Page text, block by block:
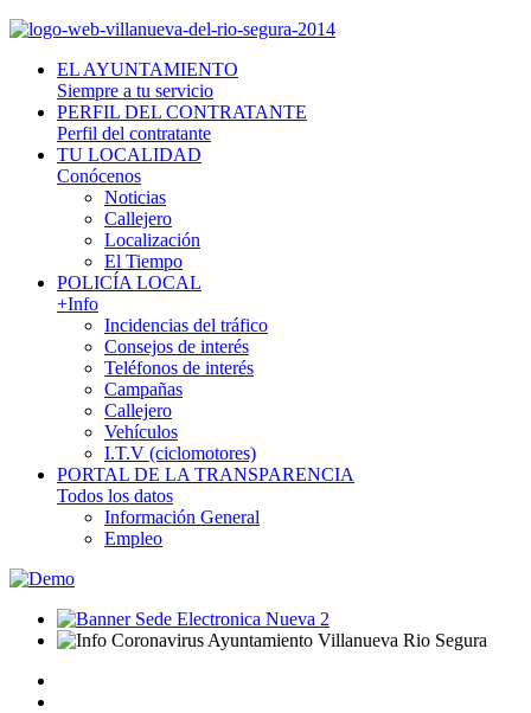
EL AYUNTAMIENTO
Siempre a tu servicio
PERFIL DEL CONTRATANTE
Perfil del contratante
TU LOCALIDAD
Conócenos
Noticias
Callejero
Localización
El Tiempo
POLICÍA LOCAL
+Info
Incidencias del tráfico
Consejos de interés
Teléfonos de interés
Campañas
Callejero
Vehículos
I.T.V (ciclomotores)
PORTAL DE LA TRANSPARENCIA
Todos los datos
Información General
Empleo